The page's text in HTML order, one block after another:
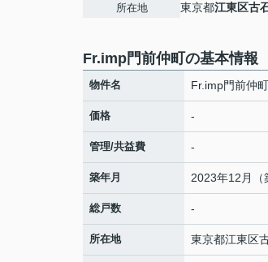
所在地 東京都江東区古
Fr.imp門前仲町の基本情報
物件名 Fr.imp門前仲町
価格 -
管理/共益費 -
築年月 2023年12月（
総戸数 -
所在地 東京都江東区